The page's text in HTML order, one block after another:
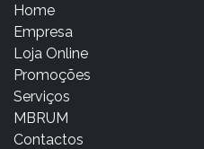
Home
Empresa
Loja Online
Promoções
Serviços
MBRUM
Contactos